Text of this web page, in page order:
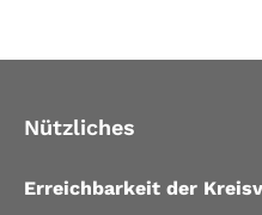
Nützliches
Erreichbarkeit der